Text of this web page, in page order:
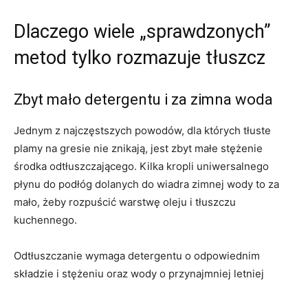
Dlaczego wiele „sprawdzonych”
metod tylko rozmazuje tłuszcz
Zbyt mało detergentu i za zimna woda
Jednym z najczęstszych powodów, dla których tłuste
plamy na gresie nie znikają, jest zbyt małe stężenie
środka odtłuszczającego. Kilka kropli uniwersalnego
płynu do podłóg dolanych do wiadra zimnej wody to za
mało, żeby rozpuścić warstwę oleju i tłuszczu
kuchennego.
Odtłuszczanie wymaga detergentu o odpowiednim
składzie i stężeniu oraz wody o przynajmniej letniej